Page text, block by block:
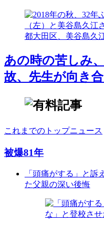
あの時の苦しみ
故、先生が向き合
これまでのトップニュース
被爆81年
「頭痛がする」と
た父親の深い後悔